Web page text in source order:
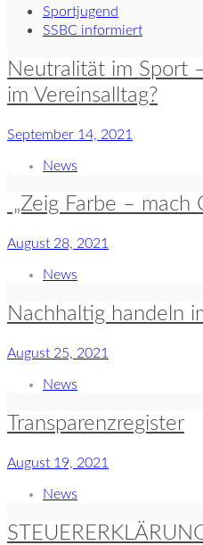
Sportjugend
SSBC informiert
Neutralität im Sport
im Vereinsalltag?
September 14, 2021
News
„Zeig Farbe – mach
August 28, 2021
News
Nachhaltig handeln
August 25, 2021
News
Transparenzregister
August 19, 2021
News